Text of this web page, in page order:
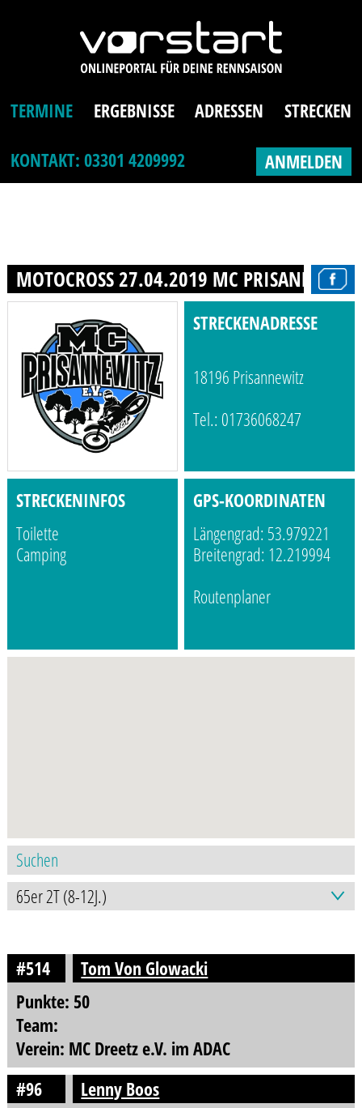
TERMINE ERGEBNISSE ADRESSEN
STRECKEN
KONTAKT: 03301 4209992
ANMELDEN
MOTOCROSS 27.04.2019 MC
STRECKENADRESSE
18196 Prisannewitz
Tel.: 01736068247
STRECKENINFOS
Toilette
Camping
GPS-KOORDINATEN
Längengrad: 53.979221
Breitengrad: 12.219994
Routenplaner
#514
Tom Von Glowacki
Punkte: 50
Team:
Verein: MC Dreetz e.V. im ADAC
#96
Lenny Boos